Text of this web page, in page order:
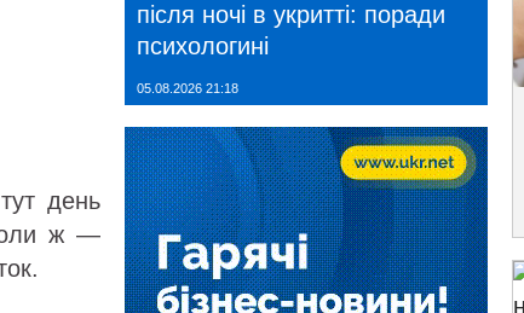
день
ж —
після ночі в укритті: поради
психологині
05.08.2026 21:18